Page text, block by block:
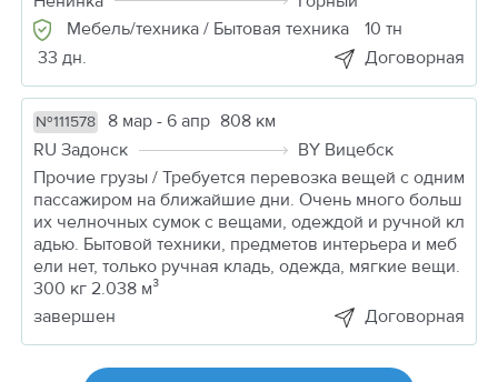
Мебель/техника / Бытовая техника
10 тн
33 дн.
Договорная
№111578 8 мар - 6 апр 808 км
RU Задонск
BY Вицебск
Прочие грузы / Требуется перевозка вещей с одним
пассажиром на ближайшие дни. Очень много больш
их челночных сумок с вещами, одеждой и ручной кл
адью. Бытовой техники, предметов интерьера и меб
ели нет, только ручная кладь, одежда, мягкие вещи.
300 кг 2.038 м³
завершен
Договорная